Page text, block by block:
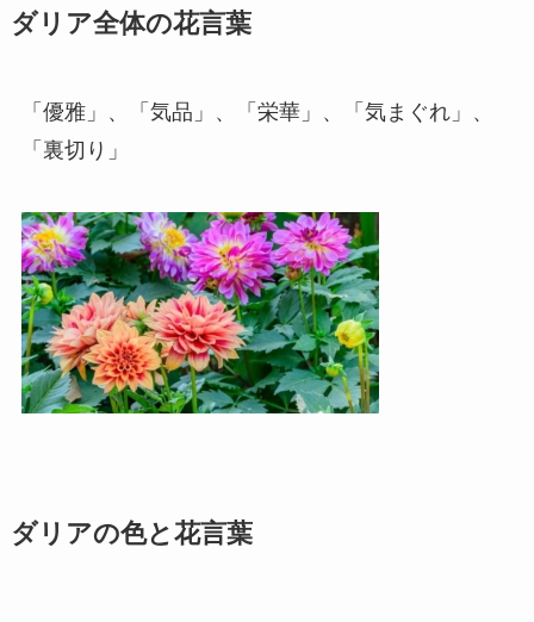
ダリア全体の花言葉
「優雅」、「気品」、「栄華」、「気まぐれ」、
「裏切り」
ダリアの色と花言葉